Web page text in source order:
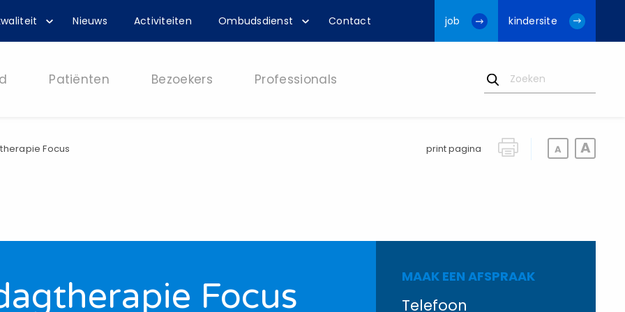
Nieuws Activiteiten Ombudsdienst Contact job kindersite
Patiënten Bezoekers Professionals
Focus print pagina
Focus MAAK EEN AFSPRAAK
Telefoon